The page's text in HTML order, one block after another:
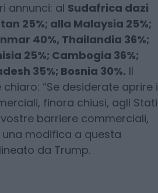
annunci: al Sudafrica dazi
25%; alla Malaysia 25%;
40%, Thailandia 36%;
25%; Cambogia 36%;
35%; Bosnia 30%. Il
“Se desiderate aprire i
finora chiusi, agli Stati
barriere commerciali,
modifica a questa
da Trump.